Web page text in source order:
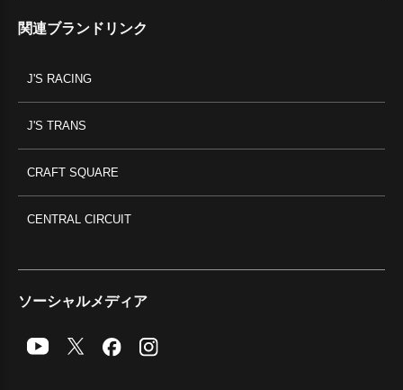
関連ブランドリンク
J'S RACING
J'S TRANS
CRAFT SQUARE
CENTRAL CIRCUIT
ソーシャルメディア